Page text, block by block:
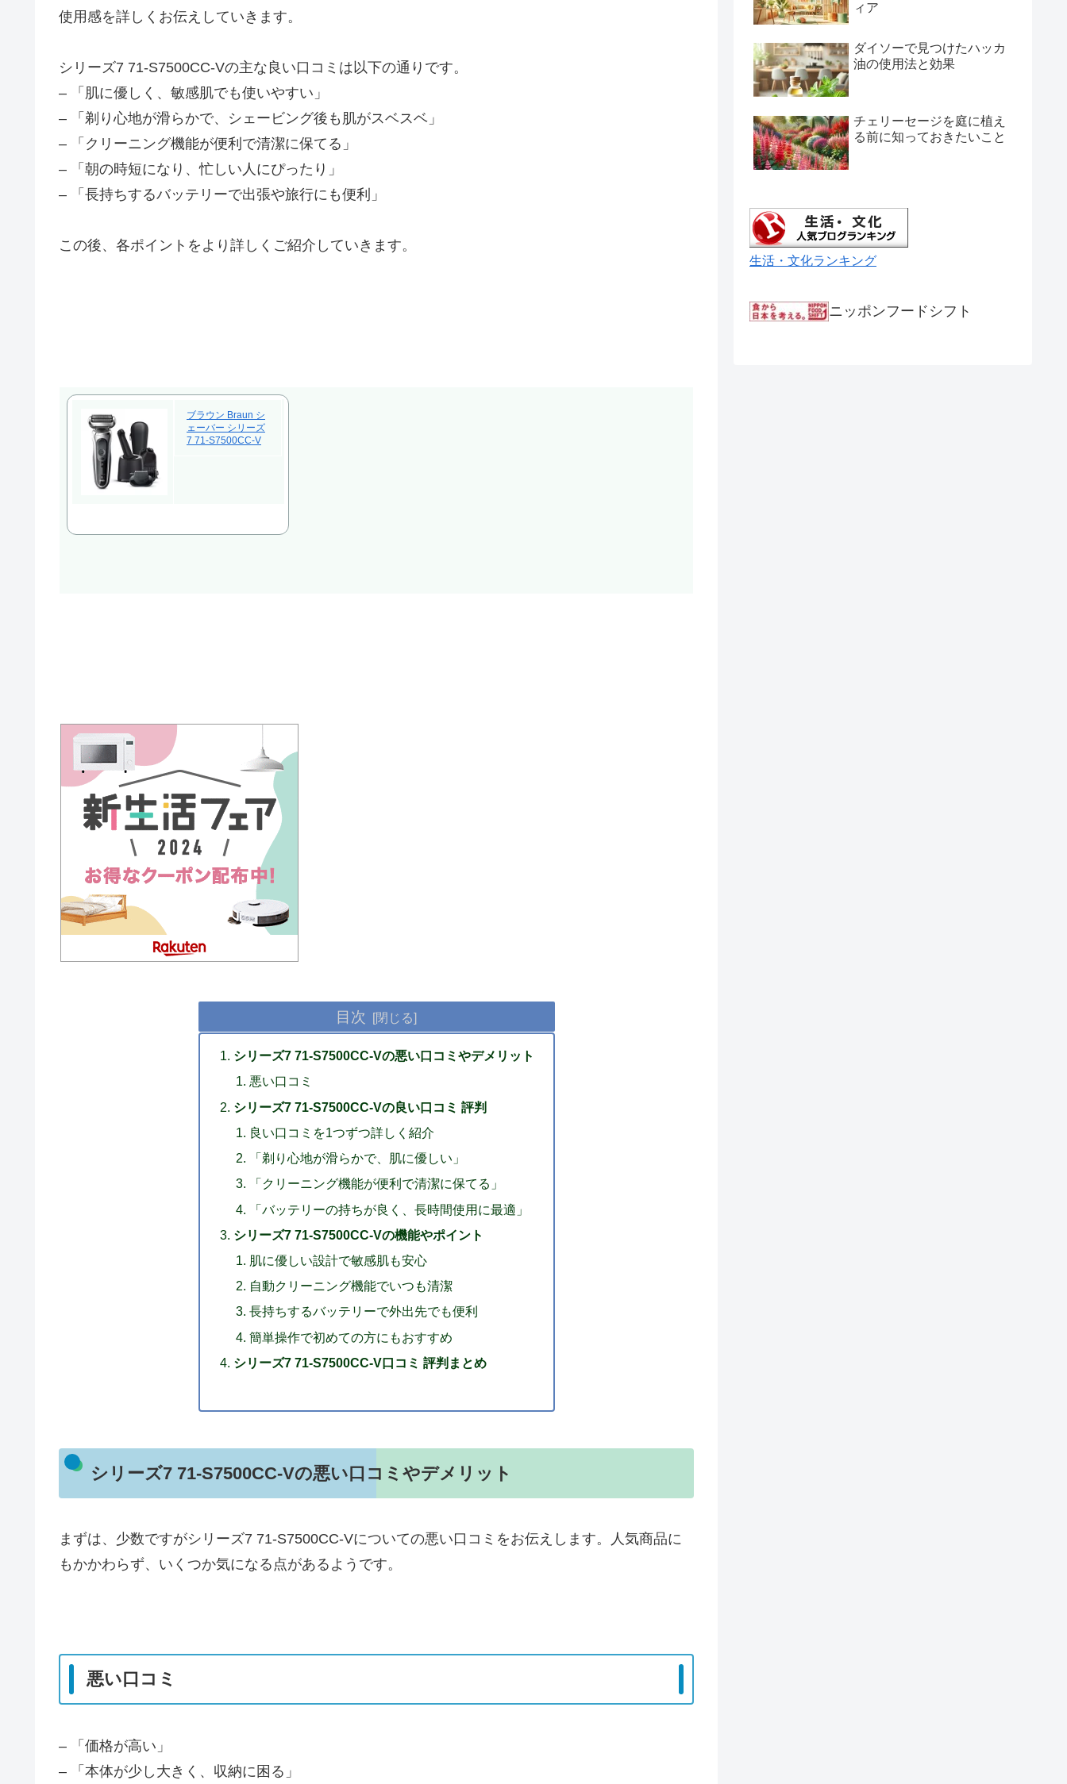
使用感を詳しくお伝えしていきます。
シリーズ7 71-S7500CC-Vの主な良い口コミは以下の通りです。
– 「肌に優しく、敏感肌でも使いやすい」
– 「剃り心地が滑らかで、シェービング後も肌がスベスベ」
– 「クリーニング機能が便利で清潔に保てる」
– 「朝の時短になり、忙しい人にぴったり」
– 「長持ちするバッテリーで出張や旅行にも便利」
この後、各ポイントをより詳しくご紹介していきます。
ブラウン Braun シ
ェーバー シリーズ
7 71-S7500CC-V
目次
シリーズ7 71-S7500CC-Vの悪い口コミやデメリット
悪い口コミ
シリーズ7 71-S7500CC-Vの良い口コミ 評判
良い口コミを1つずつ詳しく紹介
「剃り心地が滑らかで、肌に優しい」
「クリーニング機能が便利で清潔に保てる」
「バッテリーの持ちが良く、長時間使用に最適」
シリーズ7 71-S7500CC-Vの機能やポイント
肌に優しい設計で敏感肌も安心
自動クリーニング機能でいつも清潔
長持ちするバッテリーで外出先でも便利
簡単操作で初めての方にもおすすめ
シリーズ7 71-S7500CC-V口コミ 評判まとめ
シリーズ7 71-S7500CC-Vの悪い口コミやデメリット
まずは、少数ですがシリーズ7 71-S7500CC-Vについての悪い口コミをお伝えします。人気商品に
もかかわらず、いくつか気になる点があるようです。
悪い口コミ
– 「価格が高い」
– 「本体が少し大きく、収納に困る」
ィア
ダイソーで見つけたハッカ
油の使用法と効果
チェリーセージを庭に植え
る前に知っておきたいこと
生活・文化ランキング
ニッポンフードシフト